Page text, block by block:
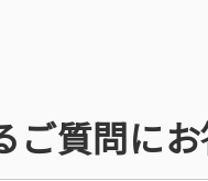
ご質問に